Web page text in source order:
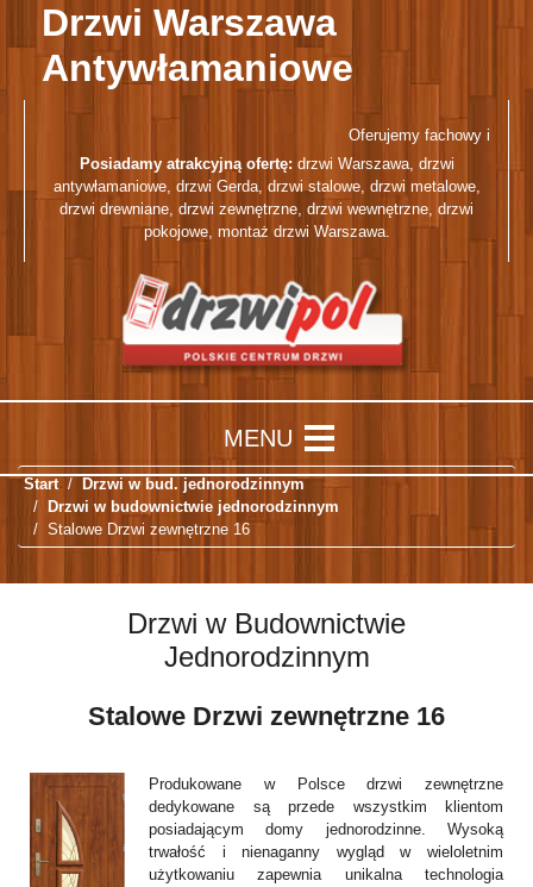
Drzwi Warszawa
Antywłamaniowe
Oferujemy fachowy i
Posiadamy atrakcyjną ofertę: drzwi Warszawa, drzwi
antywłamaniowe, drzwi Gerda, drzwi stalowe, drzwi metalowe,
drzwi drewniane, drzwi zewnętrzne, drzwi wewnętrzne, drzwi
pokojowe, montaż drzwi Warszawa.
Start
Drzwi w bud. jednorodzinnym
Drzwi w budownictwie jednorodzinnym
Stalowe Drzwi zewnętrzne 16
Drzwi w Budownictwie
Jednorodzinnym
Stalowe Drzwi zewnętrzne 16
Produkowane w Polsce drzwi zewnętrzne
dedykowane są przede wszystkim klientom
posiadającym domy jednorodzinne. Wysoką
trwałość i nienaganny wygląd w wieloletnim
użytkowaniu zapewnia unikalna technologia